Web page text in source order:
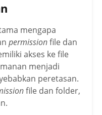
mengapa
permissionfile dan
akses ke file
menjadi
peretasan.
file dan folder,